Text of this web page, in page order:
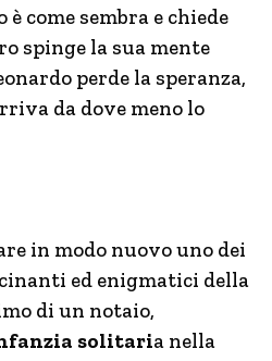
come sembra e chiede
spinge la sua mente
perde la speranza,
da dove meno lo
in modo nuovo uno dei
ed enigmatici della
di un notaio,
solitaria nella